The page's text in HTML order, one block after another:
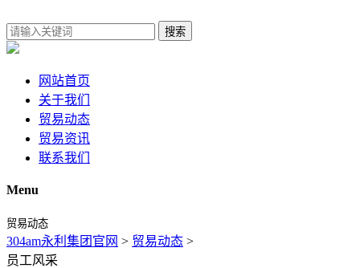
搜索
网站首页
关于我们
贸易动态
贸易资讯
联系我们
Menu
贸易动态
304am永利集团官网 > 贸易动态 >
员工风采